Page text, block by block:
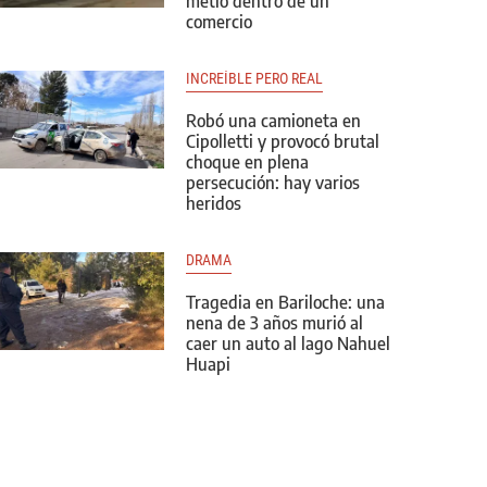
comercio
INCREÍBLE PERO REAL
Robó una camioneta en
Cipolletti y provocó brutal
choque en plena
persecución: hay varios
heridos
DRAMA
Tragedia en Bariloche: una
nena de 3 años murió al
caer un auto al lago Nahuel
Huapi